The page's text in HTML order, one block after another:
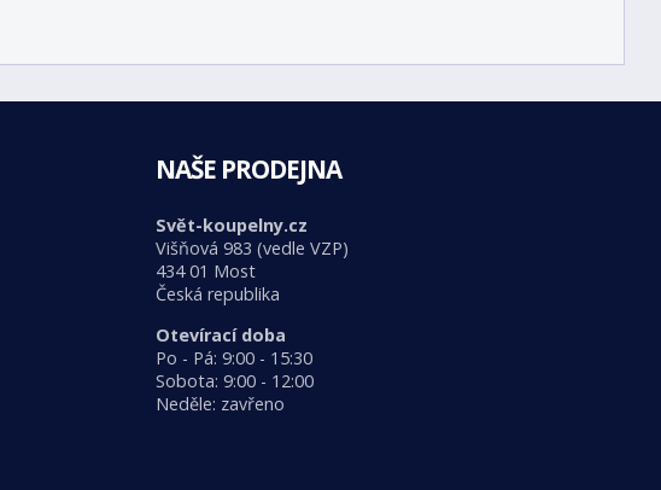
NAŠE PRODEJNA
Svět-koupelny.cz
Višňová 983 (vedle VZP)
434 01 Most
Česká republika
Otevírací doba
Po - Pá: 9:00 - 15:30
Sobota: 9:00 - 12:00
Neděle: zavřeno